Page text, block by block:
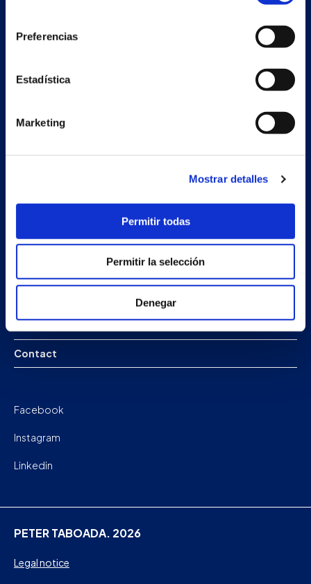
Preferencias
Estadística
Marketing
Mostrar detalles
Permitir todas
Permitir la selección
Denegar
Estrada Porto Cabeiro, 68
Redondela
Projects
Contact
Facebook
Instagram
Linkedin
PETER TABOADA. 2026
Legal notice